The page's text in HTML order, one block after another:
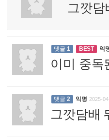
그깟담
댓글 1 BEST 익
이미 중독
댓글 2 익명 2025-
그깟담배